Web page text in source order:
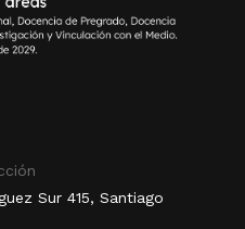
Sur 415, Santiago